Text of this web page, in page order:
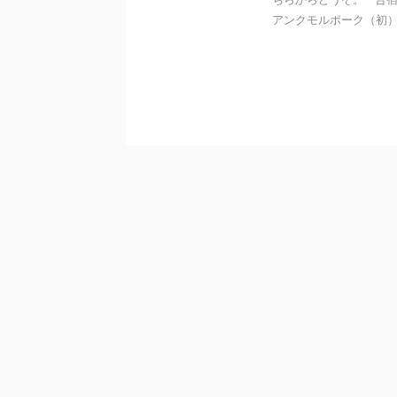
アンクモルポーク（初